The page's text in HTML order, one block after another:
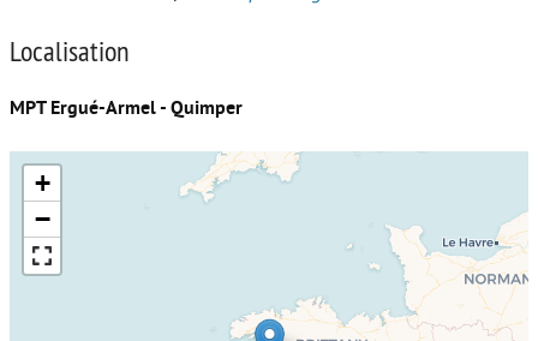
Localisation
MPT Ergué-Armel - Quimper
+
−